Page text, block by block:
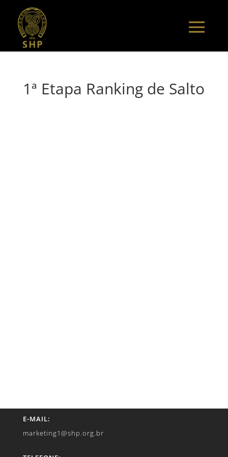
1ª Etapa Ranking de Salto
E-MAIL:
marketing1@shp.org.br